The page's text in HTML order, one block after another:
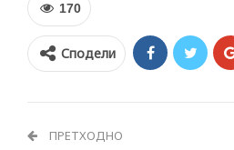
170
Сподели
ПРЕТХОДНО